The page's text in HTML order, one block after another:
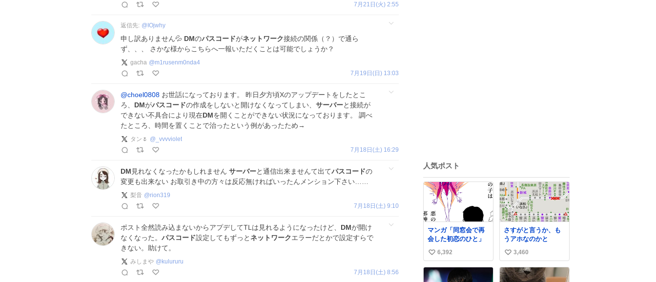
7月21日(火) 2:55
返信先: @ IOjwhy
申し訳ありません💦 DMのパスコードがネットワーク接続の関係（？）で通ら
ず、、、 さかな様からこちらへ一報いただくことは可能でしょうか？
gacha @m1rusenm0nda4
7月19日(日) 13:03
@choel0808 お世話になっております。 昨日夕方頃Xのアップデートをしたとこ
ろ、 DMがパスコードの作成をしないと開けなくなってしまい、 サーバーと接続が
できない不具合により現在DMを開くことができない状況になっております。 調べ
たところ、時間を置くことで治ったという例があったため→
タン🌷 @ _vvvviolet
7月18日(土) 16:29
DM 見れなくなったかもしれません サーバーと通信出来ませんて出てパスコードの
変更も出来ない お取引き中の方々は反応無ければいったんメンション下さい……
梨音 @rion319
7月18日(土) 9:10
ポスト全然読み込まないからアプデしてTLは見れるようになったけど、 DMが開け
なくなった。 パスコード設定してもずっとネットワークエラーだとかで設定すらで
きない。助けて。
みしまや @ kulururu
7月18日(土) 8:56
人気ポスト
マンガ「同窓会で再
会した初恋のひと」
い
い
ね
6,392
さすがと言うか、も
うアホなのかと
い
い
ね
3,460